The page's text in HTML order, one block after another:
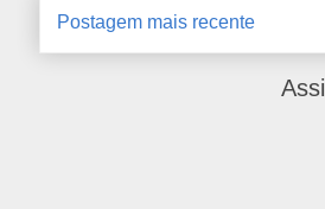
Postagem mais recente